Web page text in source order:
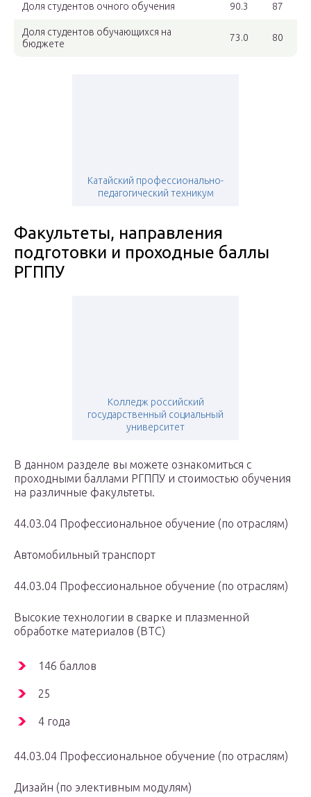
Доля студентов очного обучения 90.3 87
Доля студентов обучающихся на
бюджете
73.0 80
Катайский профессионально-
педагогический техникум
Факультеты, направления
подготовки и проходные баллы
РГППУ
Колледж российский
государственный социальный
университет
В данном разделе вы можете ознакомиться с
проходными баллами РГППУ и стоимостью обучения
на различные факультеты.
44.03.04 Профессиональное обучение (по отраслям)
Автомобильный транспорт
44.03.04 Профессиональное обучение (по отраслям)
Высокие технологии в сварке и плазменной
обработке материалов (ВТС)
146 баллов
25
4 года
44.03.04 Профессиональное обучение (по отраслям)
Дизайн (по элективным модулям)